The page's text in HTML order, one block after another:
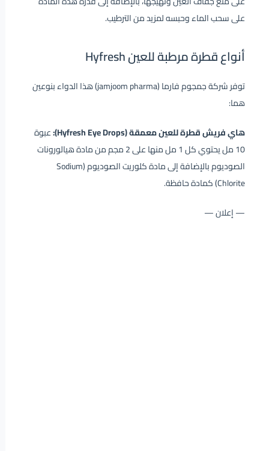
على سحب الماء وحبسه لمزيد من الترطيب.
أنواع قطرة مرطبة للعين Hyfresh
توفر شركة جمجوم فارما (jamjoom pharma) هذا الدواء بنوعين
هما:
هاي فريش قطرة للعين معمقة (Hyfresh Eye Drops):
عبوة
10 مل يحتوي كل 1 مل منها على 2 مجم من مادة هيالورونات
الصوديوم بالإضافة إلى مادة كلوريت الصوديوم (Sodium
Chlorite) كمادة حافظة.
— إعلان —